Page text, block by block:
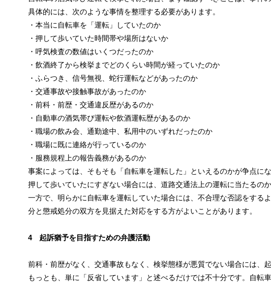
具体的には、次のような事情を整理する必要があります。
・本当に自転車を「運転」していたのか
・押して歩いていた時間帯や場所はないか
・呼気検査の数値はいくつだったのか
・飲酒終了から検挙までどのくらい時間が経っていたのか
・ふらつき、信号無視、蛇行運転などがあったのか
・交通事故や接触事故があったのか
・前科・前歴・交通違反歴があるのか
・自動車の酒気帯び運転や飲酒運転歴があるのか
・職場の飲み会、通勤途中、私用中のいずれだったのか
・職場に既に連絡が行っているのか
・服務規程上の報告義務があるのか
事案によっては、そもそも「自転車を運転した」といえるのかが争点に
押して歩いていたにすぎない場合には、道路交通法上の運転に当たるの
一方で、明らかに自転車を運転していた場合には、不合理な否認をする
分と懲戒処分の双方を見据えた対応をする方がよいことがあります。
4 起訴猶予を目指すための弁護活動
前科・前歴がなく、交通事故もなく、検挙態様が悪質でない場合には、
もっとも、単に「反省しています」と述べるだけでは不十分です。自転